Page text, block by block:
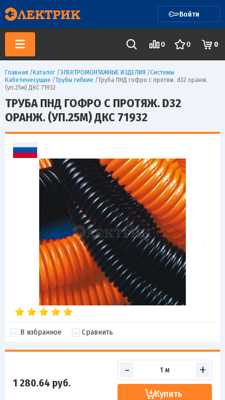
Войти
0 0 0
Главная /Каталог /ЭЛЕКТРОМОНТАЖНЫЕ ИЗДЕЛИЯ /Системы
Кабеленесущие /Трубы гибкие /Труба ПНД гофро c протяж. d32 оранж.
(уп.25м) ДКС 71932
ТРУБА ПНД ГОФРО C ПРОТЯЖ. D32
ОРАНЖ. (УП.25М) ДКС 71932
В избранное Сравнить
1 280.64 руб.
- +
Купить